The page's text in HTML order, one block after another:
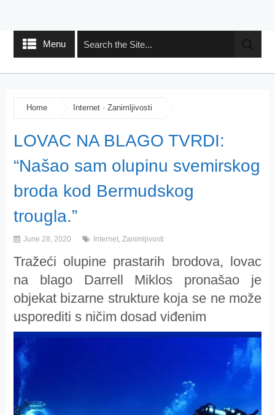
Menu
Home Internet· Zanimljivosti
LOVAC NA BLAGO TVRDI:
“Našao sam olupinu svemirskog
broda kod Bermudskog
trougla.”
June 28, 2020 Internet, Zanimljivosti
Tražeći olupine prastarih brodova, lovac
na blago Darrell Miklos pronašao je
objekat bizarne strukture koja se ne može
usporediti s ničim dosad viđenim